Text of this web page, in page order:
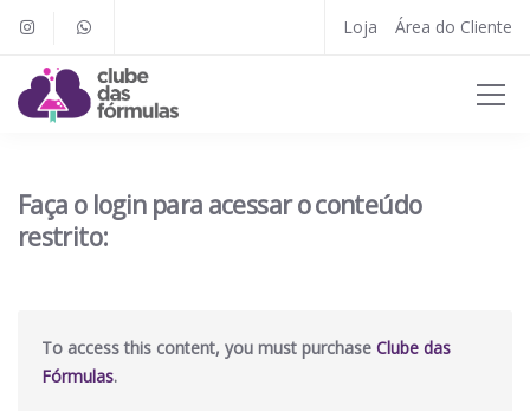
Loja Área do Cliente
Faça o login para acessar o conteúdo
restrito:
To access this content, you must purchase Clube das
Fórmulas.